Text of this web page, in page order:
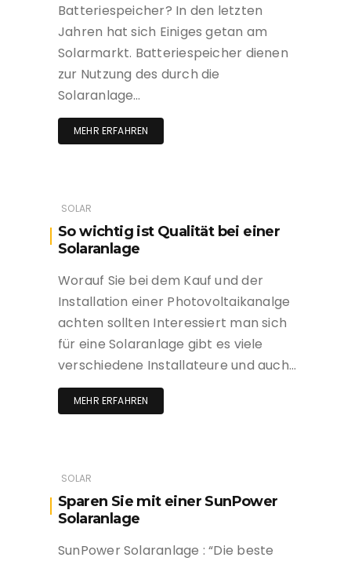
Batteriespeicher? In den letzten
Jahren hat sich Einiges getan am
Solarmarkt. Batteriespeicher dienen
zur Nutzung des durch die
Solaranlage…
MEHR ERFAHREN
SOLAR
So wichtig ist Qualität bei einer
Solaranlage
Worauf Sie bei dem Kauf und der
Installation einer Photovoltaikanalge
achten sollten Interessiert man sich
für eine Solaranlage gibt es viele
verschiedene Installateure und auch…
MEHR ERFAHREN
SOLAR
Sparen Sie mit einer SunPower
Solaranlage
SunPower Solaranlage : “Die beste